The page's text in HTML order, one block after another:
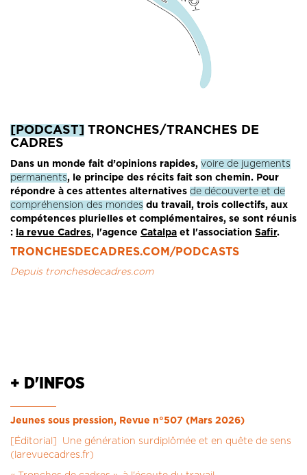
[PODCAST] TRONCHES/TRANCHES DE
CADRES
Dans un monde fait d’opinions rapides, voire de jugements
permanents, le principe des récits fait son chemin. Pour
répondre à ces attentes alternatives de découverte et de
compréhension des mondes du travail, trois collectifs, aux
compétences plurielles et complémentaires, se sont réunis
: la revue Cadres, l'agence Catalpa et l'association Safir.
TRONCHESDECADRES.COM/PODCASTS
Depuis tronchesdecadres.com
+ D'INFOS
Jeunes sous pression, Revue n°507 (Mars 2026)
[Éditorial] Une génération surdiplômée et en quête de sens
(larevuecadres.fr)